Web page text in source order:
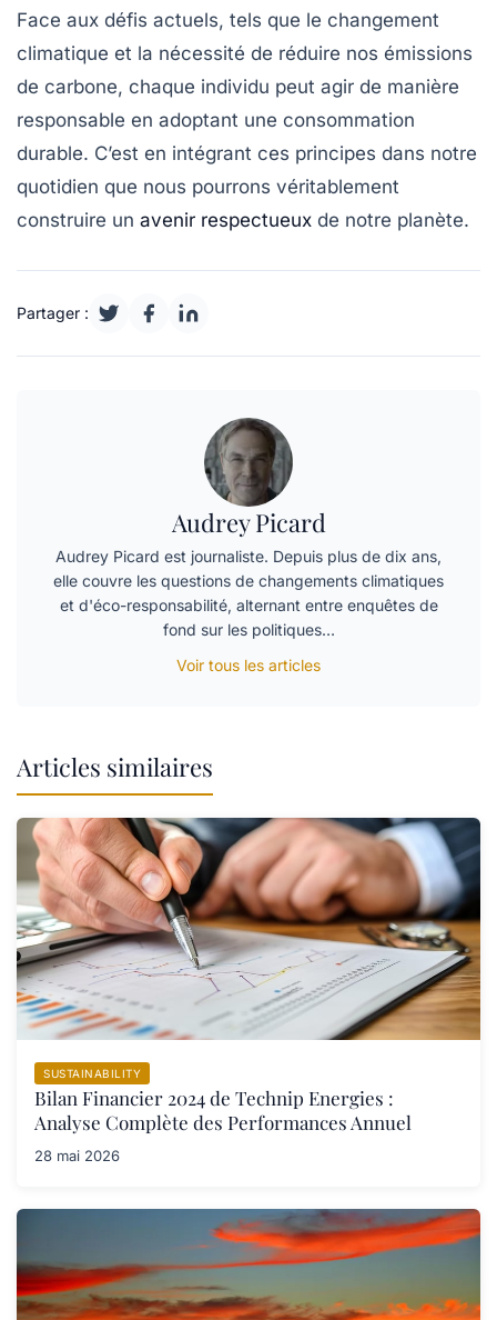
Face aux défis actuels, tels que le changement
climatique et la nécessité de réduire nos émissions
de carbone, chaque individu peut agir de manière
responsable en adoptant une consommation
durable. C’est en intégrant ces principes dans notre
quotidien que nous pourrons véritablement
construire un avenir respectueux de notre planète.
Partager :
Audrey Picard
Audrey Picard est journaliste. Depuis plus de dix ans,
elle couvre les questions de changements climatiques
et d'éco-responsabilité, alternant entre enquêtes de
fond sur les politiques…
Voir tous les articles
Articles similaires
SUSTAINABILITY
Bilan Financier 2024 de Technip Energies :
Analyse Complète des Performances Annuel
28 mai 2026